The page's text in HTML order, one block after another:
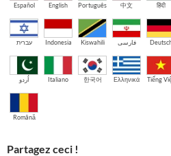
Español English Português 中文 हिंदी
עברית Indonesia Kiswahili فارسی
اُردو Italiano 한국어 Ελληνικά Tiếng
Română
Partagez ceci !